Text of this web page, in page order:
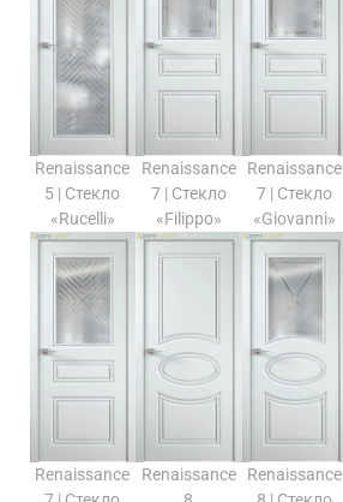
Renaissance
5 | Стекло
«Rucelli»
Renaissance
7 | Стекло
«Filippo»
Renaissance
7 | Стекло
«Giovanni»
Renaissance
Renaissance
Renaissance